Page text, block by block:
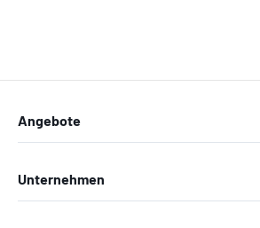
Angebote
Unternehmen